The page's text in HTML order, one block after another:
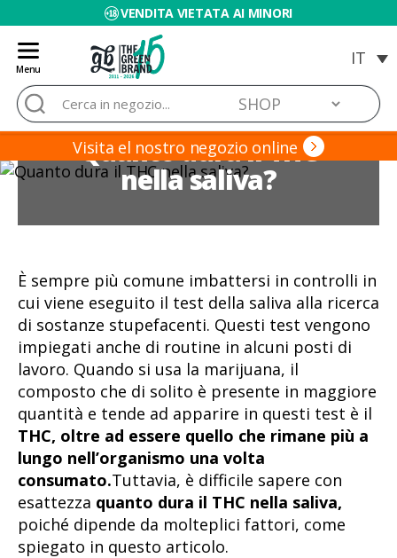
VENDITA VIETATA AI MINORI
Menu
Blog
de
Grow
Barato
Cerca:
Visita el nostro negozio online
Quanto dura il THC
nella saliva?
È sempre più comune imbattersi in controlli in
cui viene eseguito il test della saliva alla ricerca
di sostanze stupefacenti. Questi test vengono
impiegati anche di routine in alcuni posti di
lavoro. Quando si usa la marijuana, il
composto che di solito è presente in maggiore
quantità e tende ad apparire in questi test è il
THC, oltre ad essere quello che rimane più a
lungo nell’organismo una volta
consumato.Tuttavia, è difficile sapere con
esattezza quanto dura il THC nella saliva,
poiché dipende da molteplici fattori, come
spiegato in questo articolo.